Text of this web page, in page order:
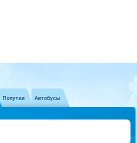
Попутки Автобусы